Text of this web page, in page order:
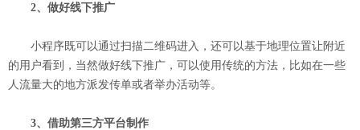
2、做好线下推广
小程序既可以通过扫描二维码进入，还可以基于地理位置让附近
的用户看到，当然做好线下推广，可以使用传统的方法，比如在一些
人流量大的地方派发传单或者举办活动等。
3、借助第三方平台制作